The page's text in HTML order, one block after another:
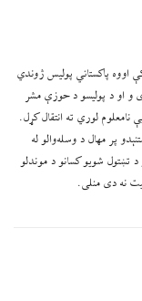
اووه پاکستاني پوليس ژوندي
و او د پوليسو د حوزې مشر
لوري ته انتقال کړل.
پر مهال د وسله‌والو له
تښتول شویو کسانو د موندلو
نه دی منلی.